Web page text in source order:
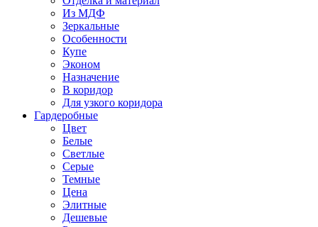
Из МДФ
Зеркальные
Особенности
Купе
Эконом
Назначение
В коридор
Для узкого коридора
Гардеробные
Цвет
Белые
Светлые
Серые
Темные
Цена
Элитные
Дешевые